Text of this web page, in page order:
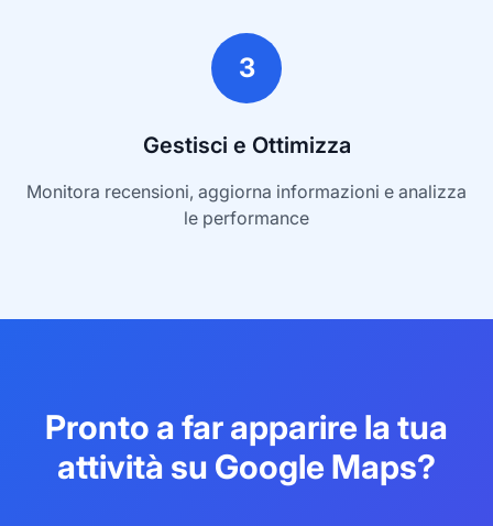
3
Gestisci e Ottimizza
Monitora recensioni, aggiorna informazioni e analizza
le performance
Pronto a far apparire la tua
attività su Google Maps?